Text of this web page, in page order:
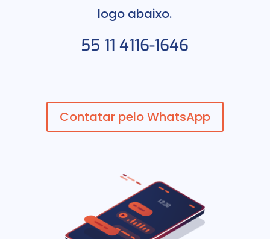
logo abaixo.
55 11 4116-1646
Contatar pelo WhatsApp